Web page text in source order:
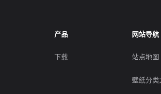
产品
下载
网站导航
站点地图
壁纸分类